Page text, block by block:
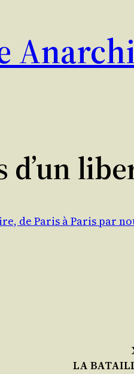
d’un
de Paris à Paris par
LA